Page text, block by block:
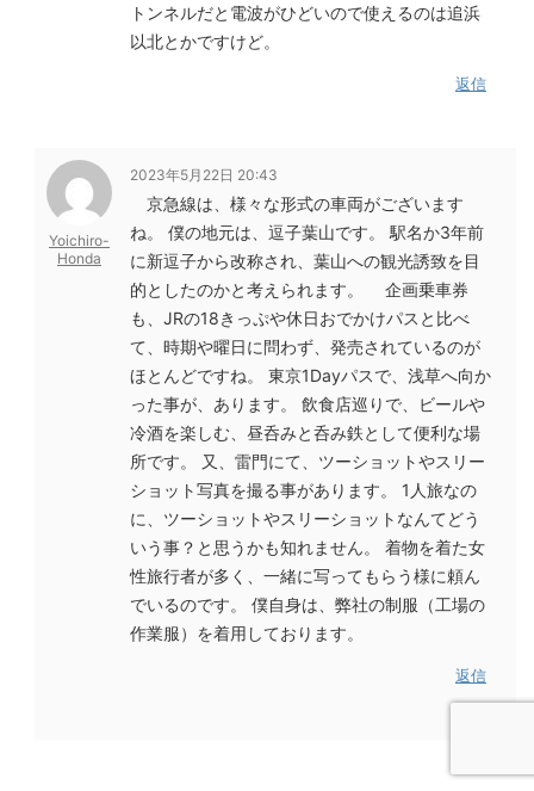
トンネルだと電波がひどいので使えるのは追浜
以北とかですけど。
返信
Yoichiro-
Honda
2023年5月22日 20:43
京急線は、様々な形式の車両がございます
ね。
僕の地元は、逗子葉山です。
駅名か3年前
に新逗子から改称され、葉山への観光誘致を目
的としたのかと考えられます。
企画乗車券
も、JRの18きっぷや休日おでかけパスと比べ
て、時期や曜日に問わず、発売されているのが
ほとんどですね。
東京1Dayパスで、浅草へ向か
った事が、あります。
飲食店巡りで、ビールや
冷酒を楽しむ、昼呑みと呑み鉄として便利な場
所です。
又、雷門にて、ツーショットやスリー
ショット写真を撮る事があります。
1人旅なの
に、ツーショットやスリーショットなんてどう
いう事？と思うかも知れません。
着物を着た女
性旅行者が多く、一緒に写ってもらう様に頼ん
でいるのです。
僕自身は、弊社の制服（工場の
作業服）を着用しております。
返信